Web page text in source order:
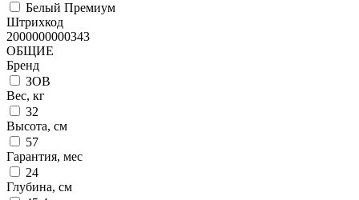
Белый Премиум
Штрихкод
2000000000343
ОБЩИЕ
Бренд
ЗОВ
Вес, кг
32
Высота, см
57
Гарантия, мес
24
Глубина, см